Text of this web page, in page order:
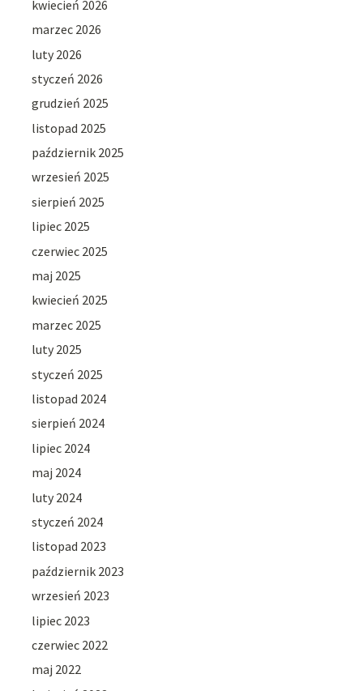
kwiecień 2026
marzec 2026
luty 2026
styczeń 2026
grudzień 2025
listopad 2025
październik 2025
wrzesień 2025
sierpień 2025
lipiec 2025
czerwiec 2025
maj 2025
kwiecień 2025
marzec 2025
luty 2025
styczeń 2025
listopad 2024
sierpień 2024
lipiec 2024
maj 2024
luty 2024
styczeń 2024
listopad 2023
październik 2023
wrzesień 2023
lipiec 2023
czerwiec 2022
maj 2022